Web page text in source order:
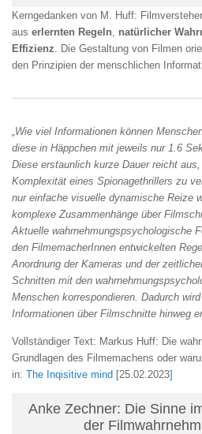
Kerngedanken von M. Huff:
aus erlernten Regeln, natürlicher
Effizienz. Die Gestaltung von Filmen
den Prinzipien der menschlichen
„Wie viel Informationen können
diese in Häppchen mit jeweils nur 1.6
Diese erstaunlich kurze Dauer reicht
Komplexität eines Spionagethrillers zu
nur einfache visuelle dynamische Reize
komplexe Zusammenhänge über
Aktuelle wahrnehmungspsychologische
den FilmemacherInnen entwickelten
Anordnung der Kameras und der
Schnitten mit den
Menschen korrespondieren. Dadurch
Informationen über Filmschnitte hinweg
Vollständiger Text: Markus Huff: Die
Grundlagen des Filmemachens oder
in: The Inqisitive mind [25.02.2023]
Anke Zechner: Die Sinne
der